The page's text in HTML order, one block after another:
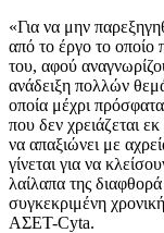
«Για να μην
από το έργο το οποίο
του, αφού
ανάδειξη πολλών
οποία μέχρι
που δεν χρειάζεται
να απαξιώνει με
γίνεται για να
λαίλαπα της
συγκεκριμένη
ΑΣΕΤ-Cyta.